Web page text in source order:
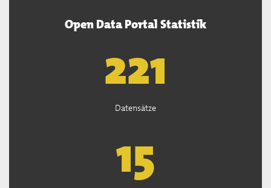
Open Data Portal Statistik
222
Datensätze
15